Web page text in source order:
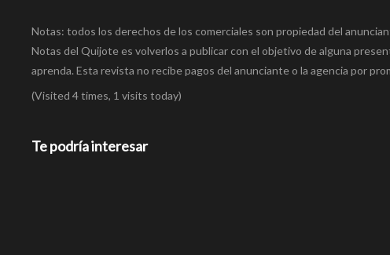
Notas: todos los derechos de los comerciales son propiedad del
Notas del Quijote es volverlos a publicar con el objetivo de alguna
aprenda. Esta revista no recibe pagos del anunciante o la agencia por
(Visited 4 times, 1 visits today)
Te podría interesar